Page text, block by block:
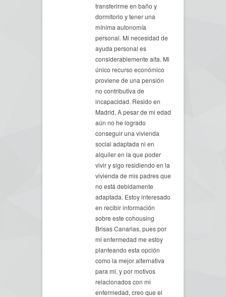
transferirme en baño y
dormitorio y tener una
mínima autonomía
personal. Mi necesidad de
ayuda personal es
considerablemente alta. Mi
único recurso económico
proviene de una pensión
no contributiva de
incapacidad. Resido en
Madrid. A pesar de mi edad
aún no he logrado
conseguir una vivienda
social adaptada ni en
alquiler en la que poder
vivir y sigo residiendo en la
vivienda de mis padres que
no está debidamente
adaptada. Estoy interesado
en recibir información
sobre este cohousing
Brisas Canarias, pues por
mi enfermedad me estoy
planteando esta opción
como la mejor alternativa
para mi, y por motivos
relacionados con mi
enfermedad, creo que el